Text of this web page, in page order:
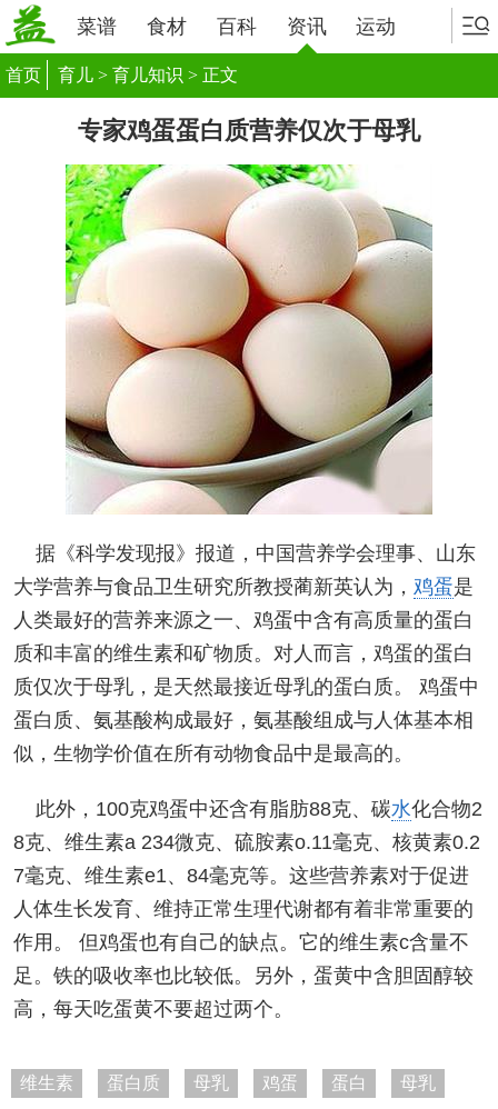
菜谱 食材 百科 资讯 运动
首页 育儿 > 育儿知识 > 正文
专家鸡蛋蛋白质营养仅次于母乳
据《科学发现报》报道，中国营养学会理事、山东
大学营养与食品卫生研究所教授蔺新英认为， 鸡蛋是
人类最好的营养来源之一、鸡蛋中含有高质量的蛋白
质和丰富的维生素和矿物质。对人而言，鸡蛋的蛋白
质仅次于母乳，是天然最接近母乳的蛋白质。 鸡蛋中
蛋白质、氨基酸构成最好，氨基酸组成与人体基本相
似，生物学价值在所有动物食品中是最高的。
此外，100克鸡蛋中还含有脂肪88克、碳水化合物2
8克、维生素a 234微克、硫胺素o.11毫克、核黄素0.2
7毫克、维生素e1、84毫克等。这些营养素对于促进
人体生长发育、维持正常生理代谢都有着非常重要的
作用。 但鸡蛋也有自己的缺点。它的维生素c含量不
足。铁的吸收率也比较低。另外，蛋黄中含胆固醇较
高，每天吃蛋黄不要超过两个。
维生素 蛋白质 母乳 鸡蛋 蛋白 母乳